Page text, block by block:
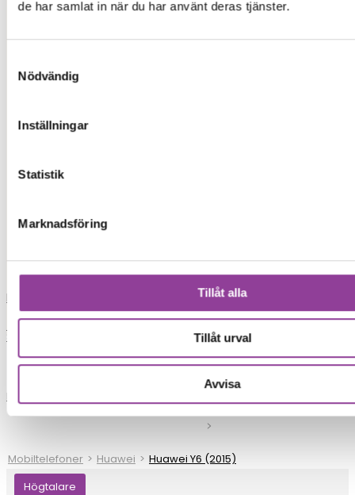
de har samlat in när du har använt deras tjänster.
Nödvändig
Inställningar
Statistik
Marknadsföring
Tillåt alla
Tillåt urval
Avvisa
ip
xiaomi
iphon
iphone 13
skrivare
Load More
0,00kr0Varukorg
Reparationer
Mobiltelefoner > Huawei > Huawei Y6 (2015)
Högtalare